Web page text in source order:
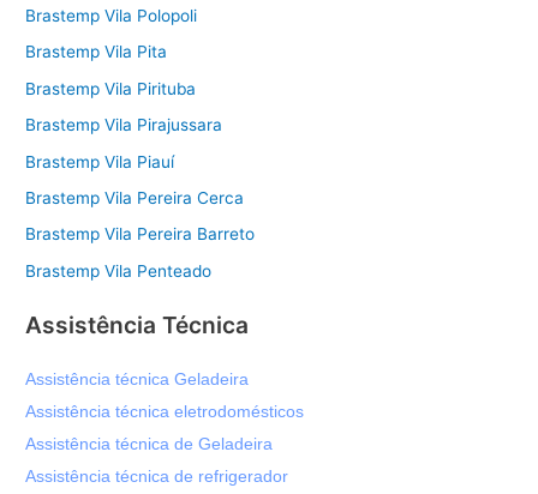
Brastemp Vila Polopoli
Brastemp Vila Pita
Brastemp Vila Pirituba
Brastemp Vila Pirajussara
Brastemp Vila Piauí
Brastemp Vila Pereira Cerca
Brastemp Vila Pereira Barreto
Brastemp Vila Penteado
Assistência Técnica
Assistência técnica Geladeira
Assistência técnica eletrodomésticos
Assistência técnica de Geladeira
Assistência técnica de refrigerador